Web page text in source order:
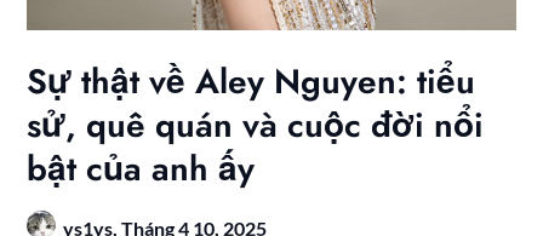
Sự thật về Aley Nguyen: tiểu
sử, quê quán và cuộc đời nổi
bật của anh ấy
ys1ys,Tháng 4 10, 2025